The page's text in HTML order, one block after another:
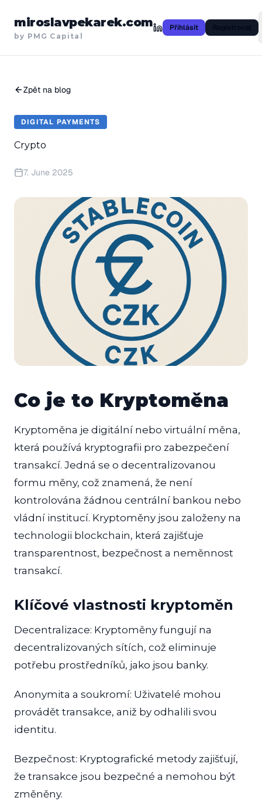
miroslavpekarek.com
by PMG Capital
Přihlásit
Zpět na blog
DIGITAL PAYMENTS
Crypto
7. June 2025
Co je to Kryptoměna
Kryptoměna je digitální nebo virtuální měna,
která používá kryptografii pro zabezpečení
transakcí. Jedná se o decentralizovanou
formu měny, což znamená, že není
kontrolována žádnou centrální bankou nebo
vládní institucí. Kryptoměny jsou založeny na
technologii blockchain, která zajišťuje
transparentnost, bezpečnost a neměnnost
transakcí.
Klíčové vlastnosti kryptoměn
Decentralizace: Kryptoměny fungují na
decentralizovaných sítích, což eliminuje
potřebu prostředníků, jako jsou banky.
Anonymita a soukromí: Uživatelé mohou
provádět transakce, aniž by odhalili svou
identitu.
Bezpečnost: Kryptografické metody zajišťují,
že transakce jsou bezpečné a nemohou být
změněny.